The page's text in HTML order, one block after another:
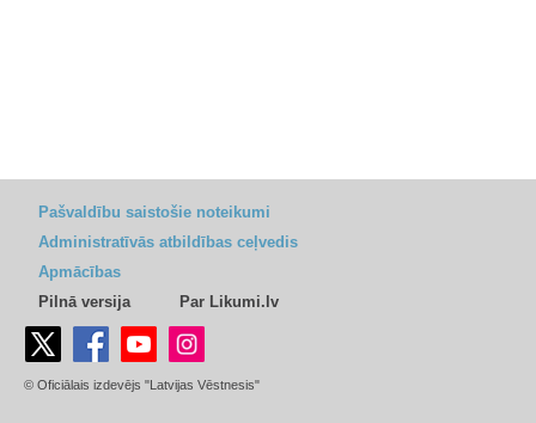
Pašvaldību saistošie noteikumi
Administratīvās atbildības ceļvedis
Apmācības
Pilnā versija
Par Likumi.lv
© Oficiālais izdevējs "Latvijas Vēstnesis"